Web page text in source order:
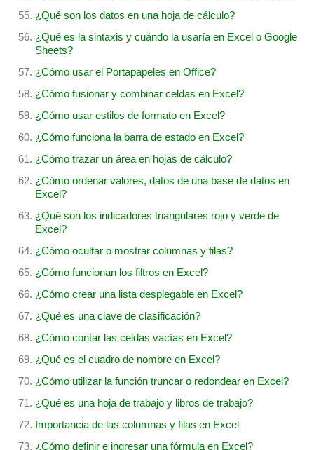
¿Qué son los datos en una hoja de cálculo?
¿Qué es la sintaxis y cuándo la usaría en Excel o Google
Sheets?
¿Cómo usar el Portapapeles en Office?
¿Cómo fusionar y combinar celdas en Excel?
¿Cómo usar estilos de formato en Excel?
¿Cómo funciona la barra de estado en Excel?
¿Cómo trazar un área en hojas de cálculo?
¿Cómo ordenar valores, datos de una base de datos en
Excel?
¿Qué son los indicadores triangulares rojo y verde de
Excel?
¿Cómo ocultar o mostrar columnas y filas?
¿Cómo funcionan los filtros en Excel?
¿Cómo crear una lista desplegable en Excel?
¿Qué es una clave de clasificación?
¿Cómo contar las celdas vacías en Excel?
¿Qué es el cuadro de nombre en Excel?
¿Cómo utilizar la función truncar o redondear en Excel?
¿Qué es una hoja de trabajo y libros de trabajo?
Importancia de las columnas y filas en Excel
¿Cómo definir e ingresar una fórmula en Excel?